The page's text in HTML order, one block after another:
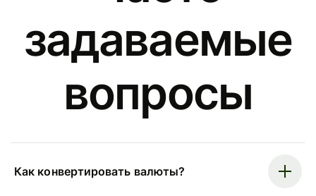
задаваемые
вопросы
Как конвертировать валюты?